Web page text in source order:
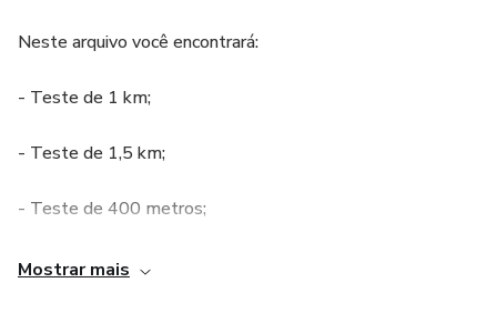
Neste arquivo você encontrará:
- Teste de 1 km;
- Teste de 1,5 km;
- Teste de 400 metros;
- Teste de 200 m ou 200 perna;
Mostrar mais